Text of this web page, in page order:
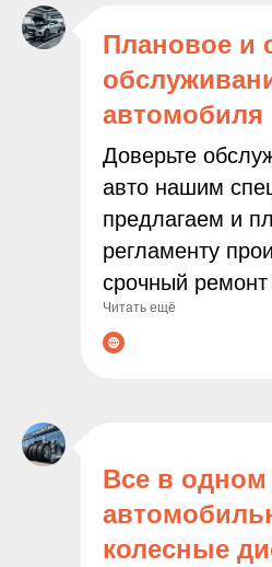
безопасность
Доверяя нам
вашего
быть уверены в
мастеров и
подходе к
Плановое и
автомобиля
Доверьте
авто нашим
предлагаем и
регламенту
срочный
неполадках.
оборудование и
ваш автомобиль
дольше, а
Читать ещё
Все в одном
колесные